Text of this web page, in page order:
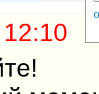
12:10